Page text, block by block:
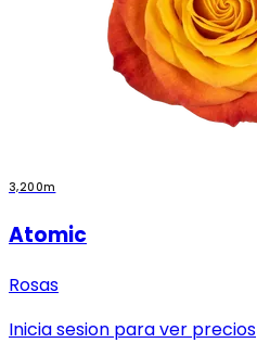
3,200m
Atomic
Rosas
Inicia sesion para ver precios